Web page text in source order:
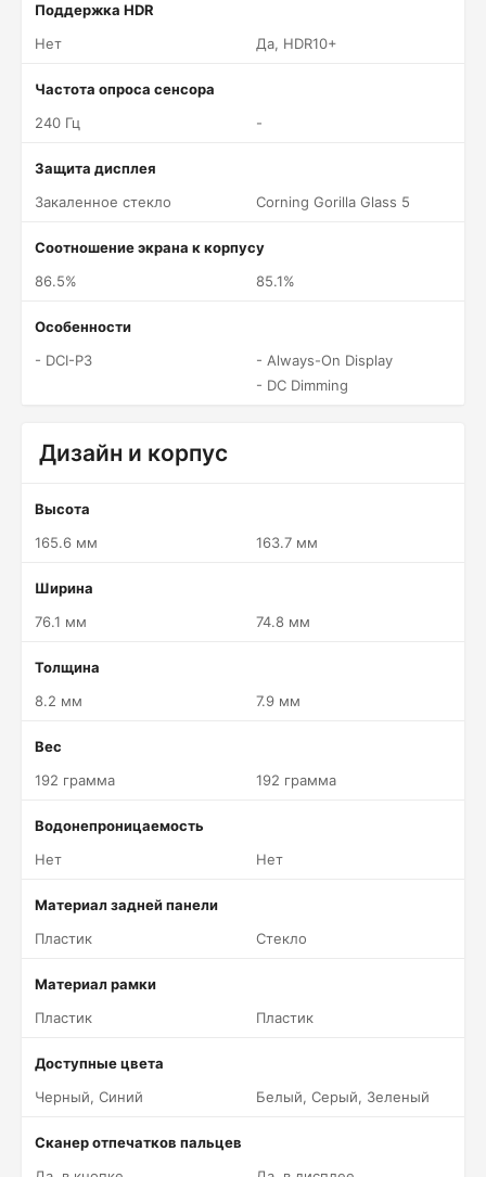
Поддержка HDR
Нет
Да, HDR10+
Частота опроса сенсора
240 Гц
-
Защита дисплея
Закаленное стекло
Corning Gorilla Glass 5
Соотношение экрана к корпусу
86.5%
85.1%
Особенности
- DCI-P3
- Always-On Display
- DC Dimming
Дизайн и корпус
Высота
165.6 мм
163.7 мм
Ширина
76.1 мм
74.8 мм
Толщина
8.2 мм
7.9 мм
Вес
192 грамма
192 грамма
Водонепроницаемость
Нет
Нет
Материал задней панели
Пластик
Стекло
Материал рамки
Пластик
Пластик
Доступные цвета
Черный, Синий
Белый, Серый, Зеленый
Сканер отпечатков пальцев